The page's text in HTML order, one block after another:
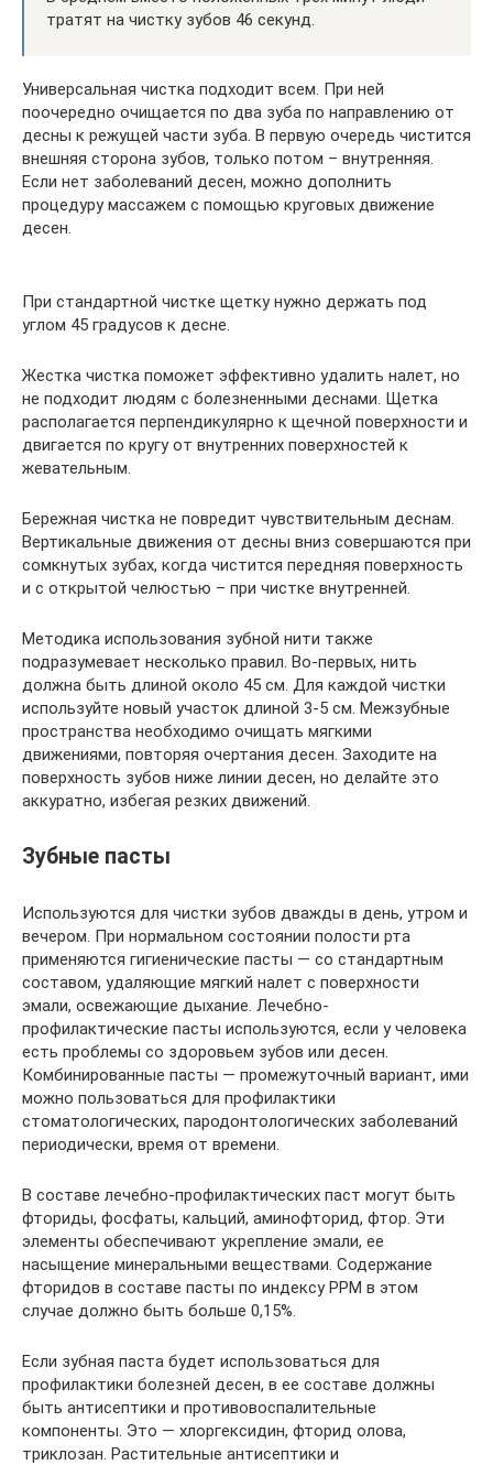
тратят на чистку зубов 46 секунд.
Универсальная чистка подходит всем. При ней
поочередно очищается по два зуба по направлению от
десны к режущей части зуба. В первую очередь чистится
внешняя сторона зубов, только потом – внутренняя.
Если нет заболеваний десен, можно дополнить
процедуру массажем с помощью круговых движение
десен.
При стандартной чистке щетку нужно держать под
углом 45 градусов к десне.
Жестка чистка поможет эффективно удалить налет, но
не подходит людям с болезненными деснами. Щетка
располагается перпендикулярно к щечной поверхности и
двигается по кругу от внутренних поверхностей к
жевательным.
Бережная чистка не повредит чувствительным деснам.
Вертикальные движения от десны вниз совершаются при
сомкнутых зубах, когда чистится передняя поверхность
и с открытой челюстью – при чистке внутренней.
Методика использования зубной нити также
подразумевает несколько правил. Во-первых, нить
должна быть длиной около 45 см. Для каждой чистки
используйте новый участок длиной 3-5 см. Межзубные
пространства необходимо очищать мягкими
движениями, повторяя очертания десен. Заходите на
поверхность зубов ниже линии десен, но делайте это
аккуратно, избегая резких движений.
Зубные пасты
Используются для чистки зубов дважды в день, утром и
вечером. При нормальном состоянии полости рта
применяются гигиенические пасты — со стандартным
составом, удаляющие мягкий налет с поверхности
эмали, освежающие дыхание. Лечебно-
профилактические пасты используются, если у человека
есть проблемы со здоровьем зубов или десен.
Комбинированные пасты — промежуточный вариант, ими
можно пользоваться для профилактики
стоматологических, пародонтологических заболеваний
периодически, время от времени.
В составе лечебно-профилактических паст могут быть
фториды, фосфаты, кальций, аминофторид, фтор. Эти
элементы обеспечивают укрепление эмали, ее
насыщение минеральными веществами. Содержание
фторидов в составе пасты по индексу PPM в этом
случае должно быть больше 0,15%.
Если зубная паста будет использоваться для
профилактики болезней десен, в ее составе должны
быть антисептики и противовоспалительные
компоненты. Это — хлоргексидин, фторид олова,
триклозан. Растительные антисептики и